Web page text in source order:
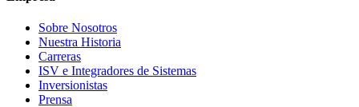
Sobre Nosotros
Nuestra Historia
Carreras
ISV e Integradores de Sistemas
Inversionistas
Prensa